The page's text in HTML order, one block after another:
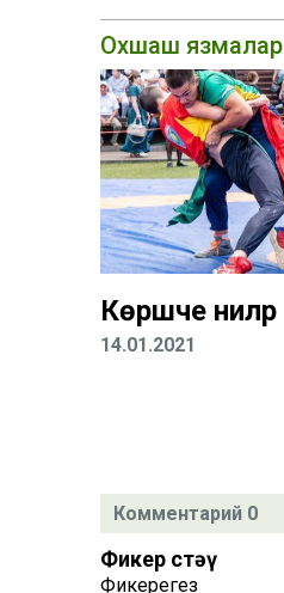
Охшаш язмалар
Көрәшче әниләр
14.01.2021
Комментарий 0
Фикер өстәү
Фикерегез